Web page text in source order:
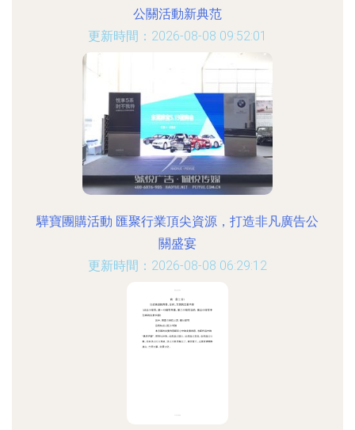
公關活動新典范
更新時間：2026-08-08 09:52:01
驊寶團購活動 匯聚行業頂尖資源，打造非凡廣告公
關盛宴
更新時間：2026-08-08 06:29:12